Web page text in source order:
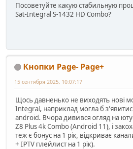
Посоветуйте какую стабильную
Sat-Integral S-1432 HD Combo?
Кнопки Page- Page+
15 сентября 2025, 10:07:17
Щось давненько не виходять нові
Integral, наприклад могла б
android. Вчора дивився огляд на
Z8 Plus 4k Combo (Android 11), і
теж є бонус на 1 рік, відкриває
+ IPTV плейлист на 1 рік).